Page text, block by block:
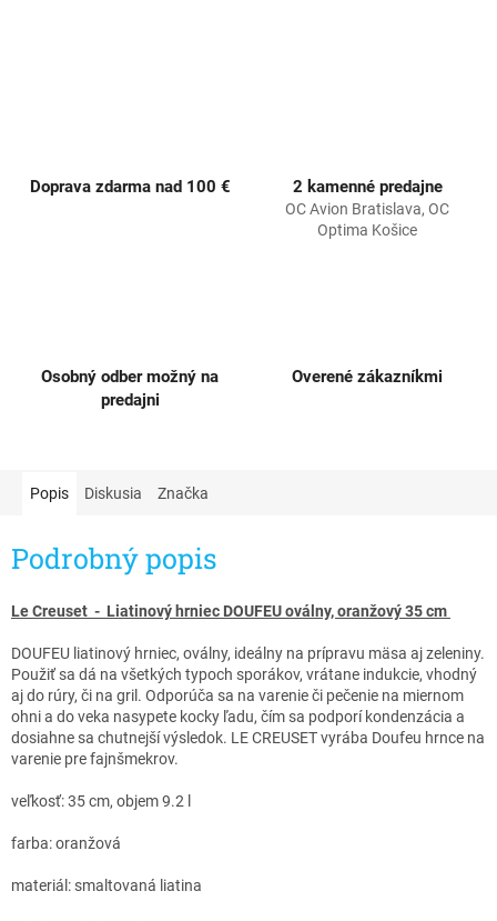
Doprava zdarma nad 100 € 2 kamenné predajne
OC Avion Bratislava, OC
Optima Košice
Osobný odber možný na
predajni
Overené zákazníkmi
Popis Diskusia Značka
Podrobný popis
Le Creuset - Liatinový hrniec DOUFEU oválny, oranžový 35 cm ​
DOUFEU liatinový hrniec, oválny, ideálny na prípravu mäsa aj zeleniny.
Použiť sa dá na všetkých typoch sporákov, vrátane indukcie, vhodný
aj do rúry, či na gril. Odporúča sa na varenie či pečenie na miernom
ohni a do veka nasypete kocky ľadu, čím sa podporí kondenzácia a
dosiahne sa chutnejší výsledok. LE CREUSET vyrába Doufeu hrnce na
varenie pre fajnšmekrov.
veľkosť: 35 cm, objem 9.2 l
farba: oranžová
materiál: smaltovaná liatina